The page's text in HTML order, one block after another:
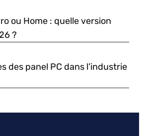
ou Home : quelle version
?
des panel PC dans l’industrie